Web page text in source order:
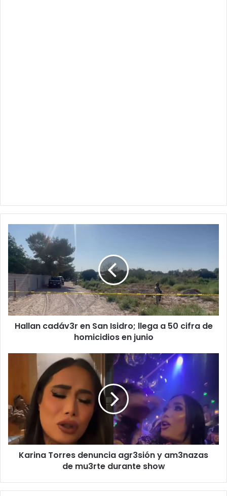
cadáv3r
en
San
Isidro;
llega
a
50
cifra
deHallan cadáv3r en San Isidro; llega a 50 cifra de
homicidios en junio
agr3sión
am3nazas
de
mu3rte
durante
showKarina Torres denuncia agr3sión y am3nazas
de mu3rte durante show